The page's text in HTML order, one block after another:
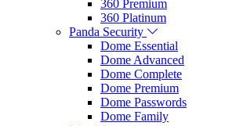
360 Premium
360 Platinum
Panda Security
Dome Essential
Dome Advanced
Dome Complete
Dome Premium
Dome Passwords
Dome Family